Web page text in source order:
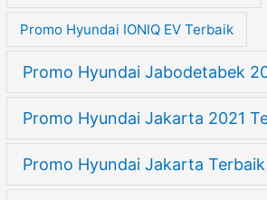
Promo Hyundai IONIQ EV Terbaik
Promo Hyundai Jabodetabek
Promo Hyundai Jakarta 2021
Promo Hyundai Jakarta Terbaik